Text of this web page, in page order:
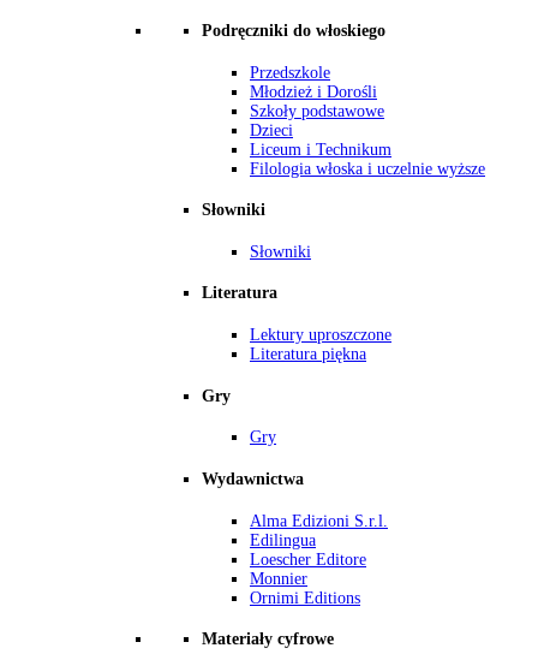
Podręczniki do włoskiego
Przedszkole
Młodzież i Dorośli
Szkoły podstawowe
Dzieci
Liceum i Technikum
Filologia włoska i uczelnie wyższe
Słowniki
Słowniki
Literatura
Lektury uproszczone
Literatura piękna
Gry
Gry
Wydawnictwa
Alma Edizioni S.r.l.
Edilingua
Loescher Editore
Monnier
Ornimi Editions
Materiały cyfrowe